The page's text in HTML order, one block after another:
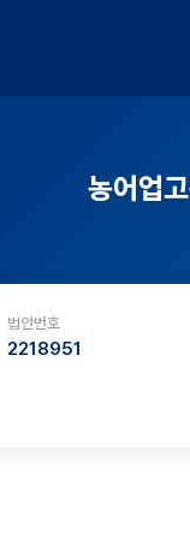
농어업
법안번호
2218951